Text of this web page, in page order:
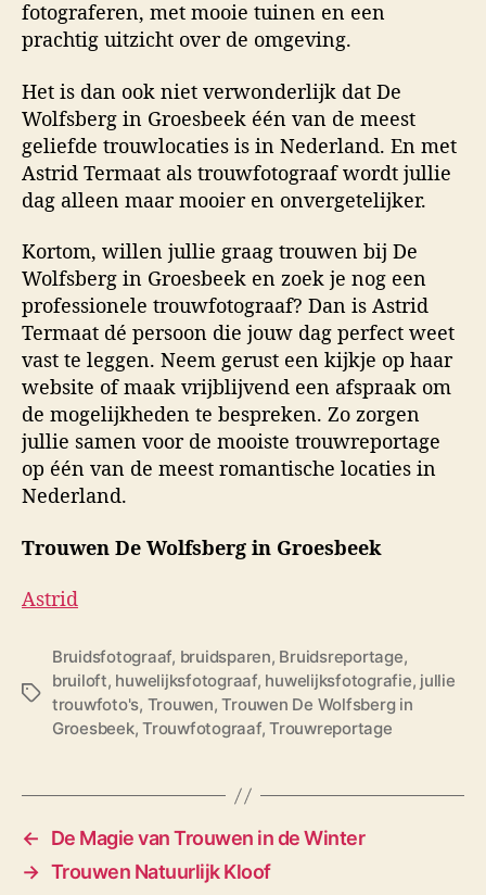
fotograferen, met mooie tuinen en een
prachtig uitzicht over de omgeving.
Het is dan ook niet verwonderlijk dat De
Wolfsberg in Groesbeek één van de meest
geliefde trouwlocaties is in Nederland. En met
Astrid Termaat als trouwfotograaf wordt jullie
dag alleen maar mooier en onvergetelijker.
Kortom, willen jullie graag trouwen bij De
Wolfsberg in Groesbeek en zoek je nog een
professionele trouwfotograaf? Dan is Astrid
Termaat dé persoon die jouw dag perfect weet
vast te leggen. Neem gerust een kijkje op haar
website of maak vrijblijvend een afspraak om
de mogelijkheden te bespreken. Zo zorgen
jullie samen voor de mooiste trouwreportage
op één van de meest romantische locaties in
Nederland.
Trouwen De Wolfsberg in Groesbeek
Astrid
T
Bruidsfotograaf, bruidsparen, Bruidsreportage,
bruiloft, huwelijksfotograaf, huwelijksfotografie, jullie
trouwfoto's, Trouwen,Trouwen De Wolfsberg in
Groesbeek,Trouwfotograaf,Trouwreportage
←
De Magie van Trouwen in de Winter
→ Trouwen Natuurlijk Kloof